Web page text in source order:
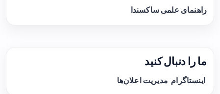
راهنمای علمی ساکسندا
ما را دنبال کنید
اینستاگرام مدیریت اعلان‌ها